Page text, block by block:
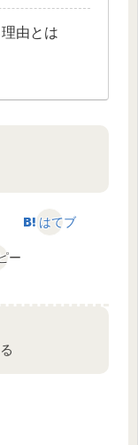
由とは
はてブ
ー